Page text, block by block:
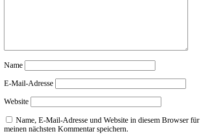
Name
E-Mail-Adresse
Website
Name, E-Mail-Adresse und Website in diesem Browser für
meinen nächsten Kommentar speichern.